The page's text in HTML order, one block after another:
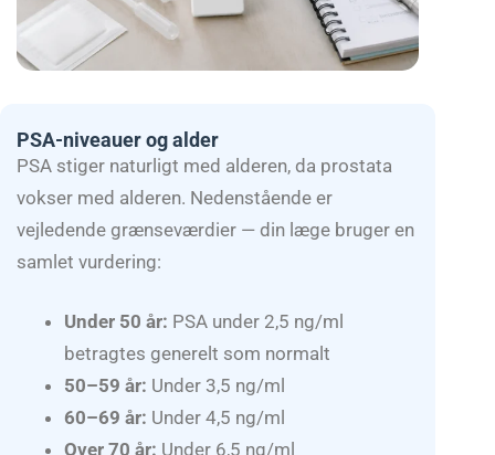
PSA-niveauer og alder
PSA stiger naturligt med alderen, da prostata
vokser med alderen. Nedenstående er
vejledende grænseværdier — din læge bruger en
samlet vurdering:
Under 50 år: PSA under 2,5 ng/ml
betragtes generelt som normalt
50–59 år: Under 3,5 ng/ml
60–69 år: Under 4,5 ng/ml
Over 70 år: Under 6,5 ng/ml